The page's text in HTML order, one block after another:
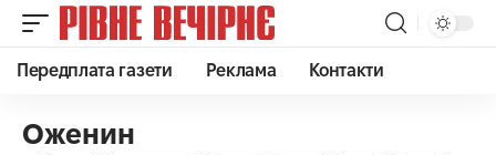
Передплата газети Реклама Контакти
Оженин